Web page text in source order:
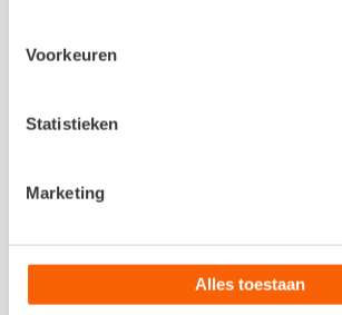
Voorkeuren
Statistieken
Marketing
Alles toestaan
terug.
Snel bedragen
In Snelstart Web reken je nu
Gebruik de sneltoets ctr+i voor